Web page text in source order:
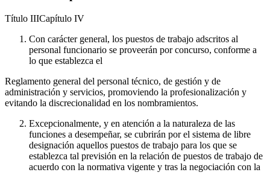
Título IIICapítulo IV
Con carácter general, los puestos de trabajo adscritos al
personal funcionario se proveerán por concurso, conforme a
lo que establezca el
Reglamento general del personal técnico, de gestión y de
administración y servicios, promoviendo la profesionalización y
evitando la discrecionalidad en los nombramientos.
Excepcionalmente, y en atención a la naturaleza de las
funciones a desempeñar, se cubrirán por el sistema de libre
designación aquellos puestos de trabajo para los que se
establezca tal previsión en la relación de puestos de trabajo de
acuerdo con la normativa vigente y tras la negociación con la